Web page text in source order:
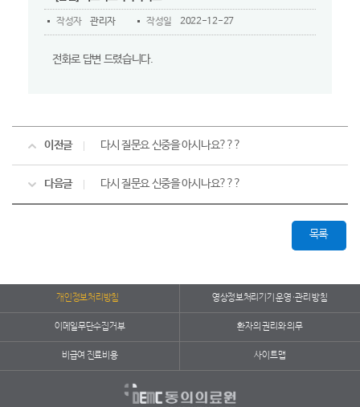
작성자 관리자 작성일 2022-12-27
전화로 답변 드렸습니다.
이전글 다시 질문요 신중을 아시나요???
다음글 다시 질문요 신중을 아시나요???
목록
개인정보처리방침 영상정보처리기기 운영·관리 방침
이메일무단수집거부 환자의 권리와 의무
비급여 진료비용 사이트맵